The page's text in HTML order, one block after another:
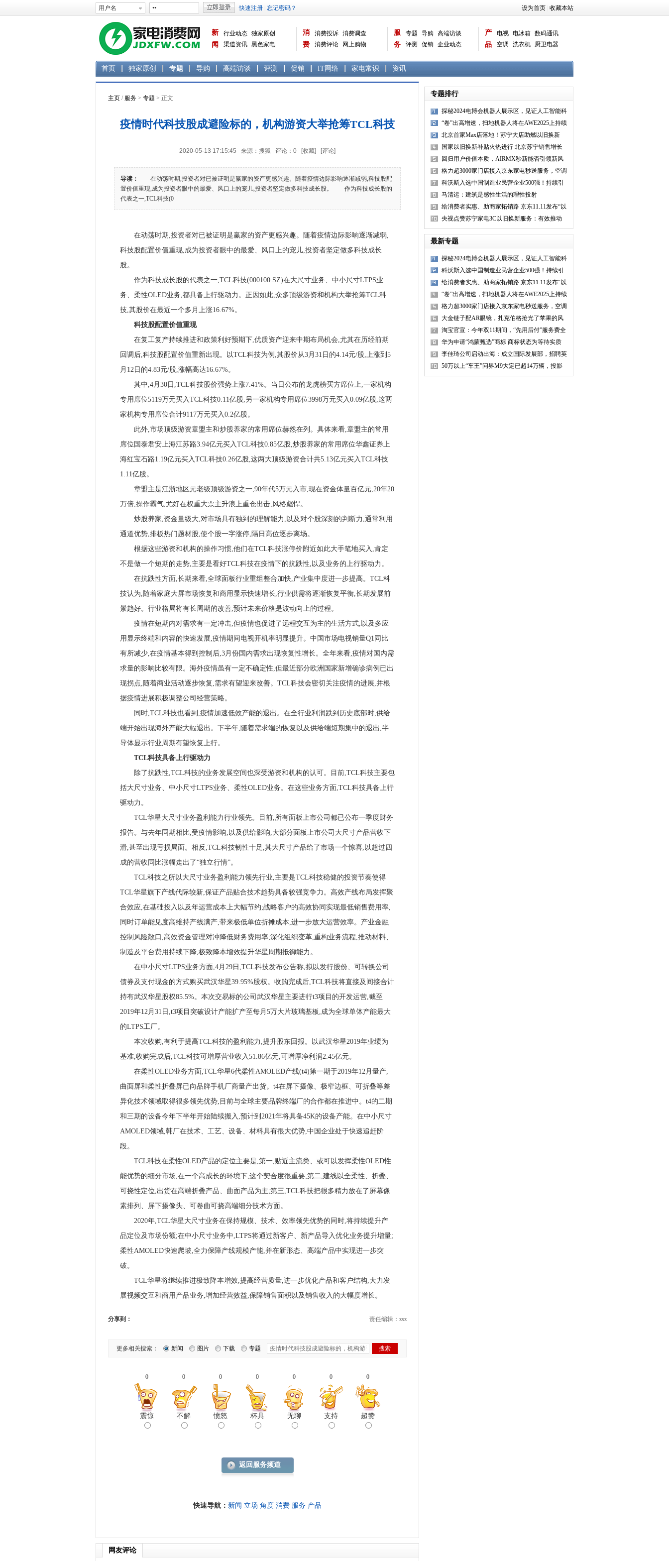
设为首页 收藏本站
新
闻
行业动态 独家原创
渠道资讯 黑色家电
消
费
消费投诉 消费调查
消费评论
网上购物
曝光台 品牌关注
服
务
专题 导购
高端访谈
评测
促销 企业动态
产
品
电视 电冰箱 数码通讯
空调
洗衣机
厨卫电器
首页 独家原创 专题 导购 高端访谈 评测 促销 IT网络 家电常识 资讯
主页 / 服务 > 专题 > 正文
疫情时代科技股成避险标的，机构游资大举抢筹TCL科技
2020-05-13 17:15:45 来源：搜狐 评论： 0 [收藏] [评论]
导读：
在动荡时期,投资者对已被证明是赢家的资产更感兴趣。随着疫情边际影响逐渐减弱,科技股配
置价值重现,成为投资者眼中的最爱、风口上的宠儿,投资者坚定做多科技成长股。 作为科技成长股的
代表之一,TCL科技(0
在动荡时期,投资者对已被证明是赢家的资产更感兴趣。随着疫情边际影响逐渐减弱,
科技股配置价值重现,成为投资者眼中的最爱、风口上的宠儿,投资者坚定做多科技成长
股。
作为科技成长股的代表之一,TCL科技(000100.SZ)在大尺寸业务、中小尺寸LTPS业
务、柔性OLED业务,都具备上行驱动力。正因如此,众多顶级游资和机构大举抢筹TCL科
技,其股价在最近一个多月上涨16.67%。
科技股配置价值重现
在复工复产持续推进和政策利好预期下,优质资产迎来中期布局机会,尤其在历经前期
回调后,科技股配置价值重新出现。以TCL科技为例,其股价从3月31日的4.14元/股,上涨到5
月12日的4.83元/股,涨幅高达16.67%。
其中,4月30日,TCL科技股价强势上涨7.41%。当日公布的龙虎榜买方席位上,一家机构
专用席位5119万元买入TCL科技0.11亿股,另一家机构专用席位3998万元买入0.09亿股,这两
家机构专用席位合计9117万元买入0.2亿股。
此外,市场顶级游资章盟主和炒股养家的常用席位赫然在列。具体来看,章盟主的常用
席位国泰君安上海江苏路3.94亿元买入TCL科技0.85亿股,炒股养家的常用席位华鑫证券上
海红宝石路1.19亿元买入TCL科技0.26亿股,这两大顶级游资合计共5.13亿元买入TCL科技
1.11亿股。
章盟主是江浙地区元老级顶级游资之一,90年代5万元入市,现在资金体量百亿元,20年20
万倍,操作霸气,尤好在权重大票主升浪上重仓出击,风格彪悍。
炒股养家,资金量级大,对市场具有独到的理解能力,以及对个股深刻的判断力,通常利用
通道优势,排板热门题材股,使个股一字涨停,隔日高位逐步离场。
根据这些游资和机构的操作习惯,他们在TCL科技涨停价附近如此大手笔地买入,肯定
不是做一个短期的走势,主要是看好TCL科技在疫情下的抗跌性,以及业务的上行驱动力。
在抗跌性方面,长期来看,全球面板行业重组整合加快,产业集中度进一步提高。TCL科
技认为,随着家庭大屏市场恢复和商用显示快速增长,行业供需将逐渐恢复平衡,长期发展前
景趋好。行业格局将有长周期的改善,预计未来价格是波动向上的过程。
疫情在短期内对需求有一定冲击,但疫情也促进了远程交互为主的生活方式,以及多应
用显示终端和内容的快速发展,疫情期间电视开机率明显提升。中国市场电视销量Q1同比
有所减少,在疫情基本得到控制后,3月份国内需求出现恢复性增长。全年来看,疫情对国内需
求量的影响比较有限。海外疫情虽有一定不确定性,但最近部分欧洲国家新增确诊病例已出
现拐点,随着商业活动逐步恢复,需求有望迎来改善。TCL科技会密切关注疫情的进展,并根
据疫情进展积极调整公司经营策略。
同时,TCL科技也看到,疫情加速低效产能的退出。在全行业利润跌到历史底部时,供给
端开始出现海外产能大幅退出。下半年,随着需求端的恢复以及供给端短期集中的退出,半
导体显示行业周期有望恢复上行。
TCL科技具备上行驱动力
除了抗跌性,TCL科技的业务发展空间也深受游资和机构的认可。目前,TCL科技主要包
括大尺寸业务、中小尺寸LTPS业务、柔性OLED业务。在这些业务方面,TCL科技具备上行
驱动力。
TCL华星大尺寸业务盈利能力行业领先。目前,所有面板上市公司都已公布一季度财务
报告。与去年同期相比,受疫情影响,以及供给影响,大部分面板上市公司大尺寸产品营收下
滑,甚至出现亏损局面。相反,TCL科技韧性十足,其大尺寸产品给了市场一个惊喜,以超过四
成的营收同比涨幅走出了“独立行情”。
TCL科技之所以大尺寸业务盈利能力领先行业,主要是TCL科技稳健的投资节奏使得
TCL华星旗下产线代际较新,保证产品贴合技术趋势具备较强竞争力。高效产线布局发挥聚
合效应,在基础投入以及年运营成本上大幅节约;战略客户的高效协同实现最低销售费用率,
同时订单能见度高维持产线满产,带来极低单位折摊成本,进一步放大运营效率。产业金融
控制风险敞口,高效资金管理对冲降低财务费用率;深化组织变革,重构业务流程,推动材料、
制造及平台费用持续下降,极致降本增效提升华星周期抵御能力。
在中小尺寸LTPS业务方面,4月29日,TCL科技发布公告称,拟以发行股份、可转换公司
债券及支付现金的方式购买武汉华星39.95%股权。收购完成后,TCL科技将直接及间接合计
持有武汉华星股权85.5%。本次交易标的公司武汉华星主要进行t3项目的开发运营,截至
2019年12月31日,t3项目突破设计产能扩产至每月5万大片玻璃基板,成为全球单体产能最大
的LTPS工厂。
本次收购,有利于提高TCL科技的盈利能力,提升股东回报。以武汉华星2019年业绩为
基准,收购完成后,TCL科技可增厚营业收入51.86亿元,可增厚净利润2.45亿元。
在柔性OLED业务方面,TCL华星6代柔性AMOLED产线(t4)第一期于2019年12月量产,
曲面屏和柔性折叠屏已向品牌手机厂商量产出货。t4在屏下摄像、极窄边框、可折叠等差
异化技术领域取得很多领先优势,目前与全球主要品牌终端厂的合作都在推进中。t4的二期
和三期的设备今年下半年开始陆续搬入,预计到2021年将具备45K的设备产能。在中小尺寸
AMOLED领域,韩厂在技术、工艺、设备、材料具有很大优势,中国企业处于快速追赶阶
段。
TCL科技在柔性OLED产品的定位主要是,第一,贴近主流类、或可以发挥柔性OLED性
能优势的细分市场,在一个高成长的环境下,这个契合度很重要;第二,建线以全柔性、折叠、
可挠性定位,出货在高端折叠产品、曲面产品为主;第三,TCL科技把很多精力放在了屏幕像
素排列、屏下摄像头、可卷曲可挠高端细分技术方面。
2020年,TCL华星大尺寸业务在保持规模、技术、效率领先优势的同时,将持续提升产
品定位及市场份额;在中小尺寸业务中,LTPS将通过新客户、新产品导入优化业务提升增量;
柔性AMOLED快速爬坡,全力保障产线规模产能,并在新形态、高端产品中实现进一步突
破。
TCL华星将继续推进极致降本增效,提高经营质量,进一步优化产品和客户结构,大力发
展视频交互和商用产品业务,增加经营效益,保障销售面积以及销售收入的大幅度增长。
分享到： 责任编辑：zsz
更多相关搜索： 新闻 图片 下载 专题
0
震惊
0
不解
0
愤怒
0
杯具
0
无聊
0
支持
0
超赞
返回服务频道
快速导航： 新闻 立场 角度 消费 服务 产品
网友评论
专题排行
探秘2024电博会机器人展示区，见证人工智能科
技生活奇迹！
“卷”出高增速，扫地机器人将在AWE2025上持续
多样创新
北京首家Max店落地！苏宁大店助燃以旧换新
国家以旧换新补贴火热进行 北京苏宁销售增长
超150%
回归用户价值本质，AIRMX秒新能否引领新风
行业一飞冲天？
格力超3000家门店接入京东家电秒送服务，空调
最快当日即送即
科沃斯入选中国制造业民营企业500强！持续引
领服务机器人行
马清运：建筑是感性生活的理性投射
给消费者实惠、助商家拓销路 京东11.11发布“以
旧换新”等
央视点赞苏宁家电3C以旧换新服务：有效推动
绿色循环经济
最新专题
探秘2024电博会机器人展示区，见证人工智能科
技生
科沃斯入选中国制造业民营企业500强！持续引
领服
给消费者实惠、助商家拓销路 京东11.11发布“以
“卷”出高增速，扫地机器人将在AWE2025上持续
多
格力超3000家门店接入京东家电秒送服务，空调
最快
大金链子配AR眼镜，扎克伯格抢光了苹果的风
头
淘宝官宣：今年双11期间，“先用后付”服务费全
部
华为申请“鸿蒙甄选”商标 商标状态为等待实质
审
李佳琦公司启动出海：成立国际发展部，招聘英
语印
50万以上“车王”问界M9大定已超14万辆，投影
巨幕